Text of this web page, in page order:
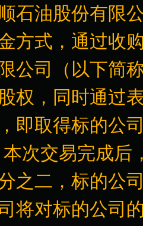
石油股份有限
方式，通过收
公司（以下简
权，同时通过
即取得标的公
本次交易完成
之二，标的公
将对标的公司